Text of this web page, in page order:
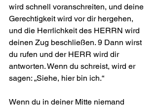
wird schnell voranschreiten, und deine
Gerechtigkeit wird vor dir hergehen,
und die Herrlichkeit des HERRN wird
deinen Zug beschließen. 9 Dann wirst
du rufen und der HERR wird dir
antworten. Wenn du schreist, wird er
sagen: „Siehe, hier bin ich.“
Wenn du in deiner Mitte niemand